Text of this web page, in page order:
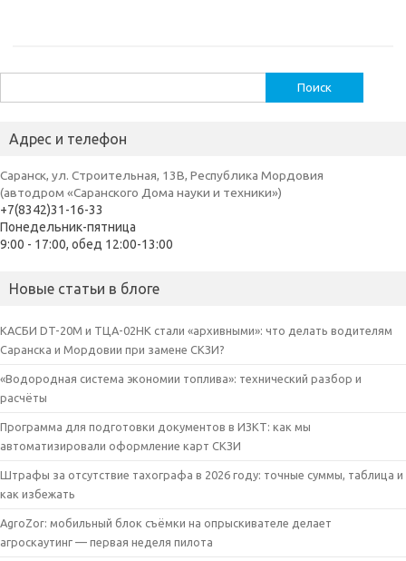
Адрес и телефон
Саранск, ул. Строительная, 13В, Республика Мордовия
(автодром «Саранского Дома науки и техники»)
+7(8342)31-16-33
Понедельник-пятница
9:00 - 17:00, обед 12:00-13:00
Новые статьи в блоге
КАСБИ DT-20M и ТЦА-02НК стали «архивными»: что делать водителям
Саранска и Мордовии при замене СКЗИ?
«Водородная система экономии топлива»: технический разбор и
расчёты
Программа для подготовки документов в ИЗКТ: как мы
автоматизировали оформление карт СКЗИ
Штрафы за отсутствие тахографа в 2026 году: точные суммы, таблица и
как избежать
AgroZor: мобильный блок съёмки на опрыскивателе делает
агроскаутинг — первая неделя пилота